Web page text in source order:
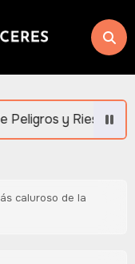
Morelos
caluroso de la